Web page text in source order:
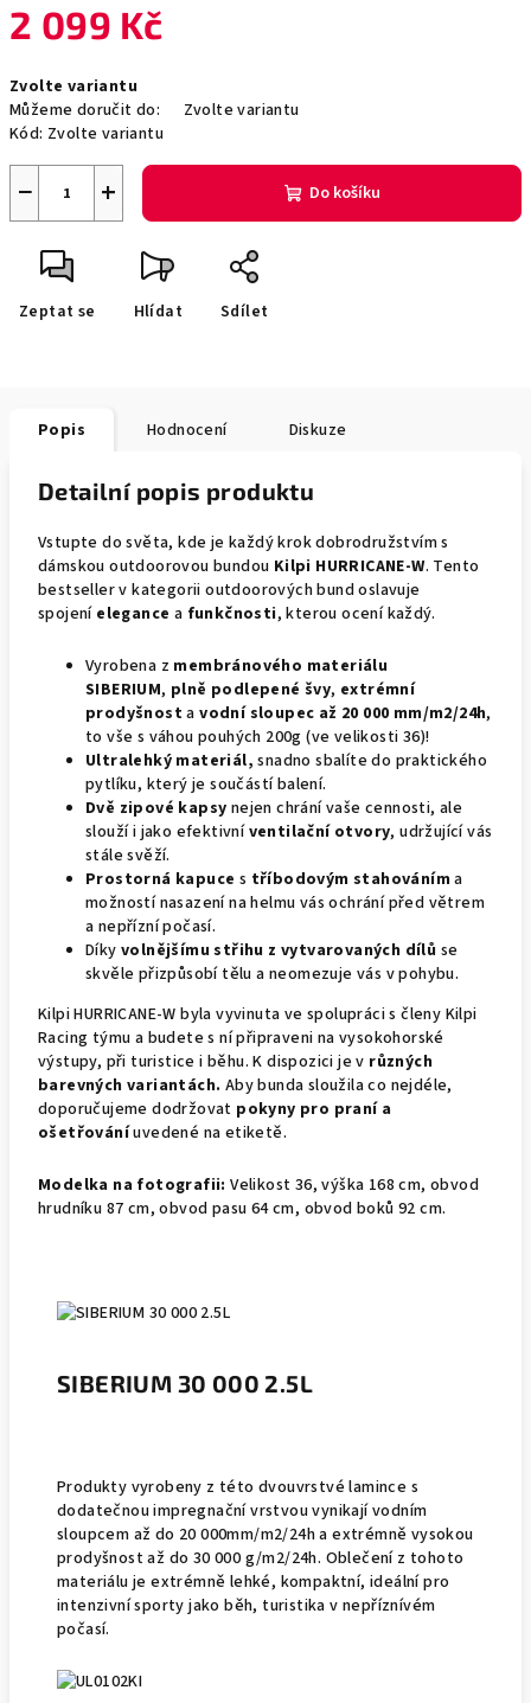
2 099 Kč
cena:
Zvolte variantu
Můžeme doručit do:
Zvolte variantu
Kód: Zvolte variantu
+
− Do košíku
Zeptat se Hlídat Sdílet
Popis Hodnocení Diskuze
Detailní popis produktu
Vstupte do světa, kde je každý krok dobrodružstvím s
dámskou outdoorovou bundou Kilpi HURRICANE-W. Tento
bestseller v kategorii outdoorových bund oslavuje
spojení elegance a funkčnosti, kterou ocení každý.
Vyrobena z membránového materiálu
SIBERIUM, plně podlepené švy, extrémní
prodyšnosta vodní sloupec až 20 000 mm/m2/24h,
to vše s váhou pouhých 200g (ve velikosti 36)!
Ultralehký materiál, snadno sbalíte do praktického
pytlíku, který je součástí balení.
Dvě zipové kapsy nejen chrání vaše cennosti, ale
slouží i jako efektivníventilační otvory, udržující vás
stále svěží.
Prostorná kapuce s tříbodovým stahováním a
možností nasazení na helmu vás ochrání před větrem
a nepřízní počasí.
Díky volnějšímu střihu z vytvarovaných dílů se
skvěle přizpůsobí tělu a neomezuje vás v pohybu.
Kilpi HURRICANE-W byla vyvinuta ve spolupráci s členy Kilpi
Racing týmu a budete s ní připraveni na vysokohorské
výstupy, při turistice i běhu. K dispozici je v různých
barevných variantách. Aby bunda sloužila co nejdéle,
doporučujeme dodržovat pokyny pro praní a
ošetřováníuvedené na etiketě.
Modelka na fotografii: Velikost 36, výška 168 cm, obvod
hrudníku 87 cm, obvod pasu 64 cm, obvod boků 92 cm.
SIBERIUM 30 000 2.5L
Produkty vyrobeny z této dvouvrstvé lamince s
dodatečnou impregnační vrstvou vynikají vodním
sloupcem až do 20 000mm/m2/24h a extrémně vysokou
prodyšnost až do 30 000 g/m2/24h. Oblečení z tohoto
materiálu je extrémně lehké, kompaktní, ideální pro
intenzivní sporty jako běh, turistika v nepříznívém
počasí.